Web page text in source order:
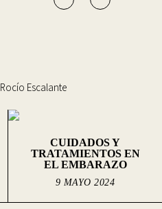
Rocío Escalante
CUIDADOS Y
TRATAMIENTOS EN
EL EMBARAZO
9 MAYO 2024